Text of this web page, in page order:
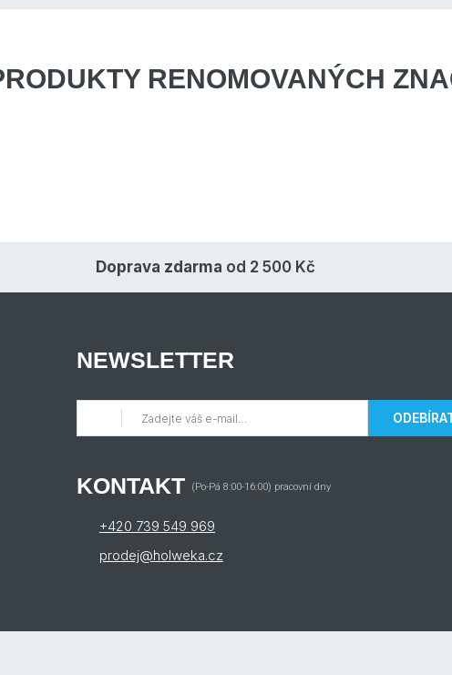
RENOMOVANÝCH
Doprava zdarma od 2 500 Kč
NEWSLETTER
KONTAKT (Po-Pá 8:00-16:00) pracovní dny
+420 739 549 969
prodej@holweka.cz